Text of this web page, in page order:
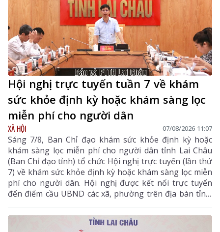
Hội nghị trực tuyến tuần 7 về khám
sức khỏe định kỳ hoặc khám sàng lọc
miễn phí cho người dân
XÃ HỘI 07/08/2026 11:07
Sáng 7/8, Ban Chỉ đạo khám sức khỏe định kỳ hoặc
khám sàng lọc miễn phí cho người dân tỉnh Lai Châu
(Ban Chỉ đạo tỉnh) tổ chức Hội nghị trực tuyến (lần thứ
7) về khám sức khỏe định kỳ hoặc khám sàng lọc miễn
phí cho người dân. Hội nghị được kết nối trực tuyến
đến điểm cầu UBND các xã, phường trên địa bàn tỉnh.
Đồng chí Bùi Tiến Thanh – Tỉnh ủy viên, Giám đốc Sở
Y tế, Phó Trưởng Ban chỉ đạo tỉnh chủ trì hội nghị. Dự
hội nghị còn có các đồng chí thành viên Ban Chỉ đạo